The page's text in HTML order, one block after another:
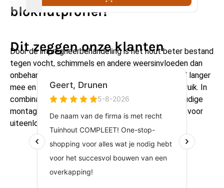
blokhutprofiel?
Door de impregneerbehandeling is het hout beter bestand
tegen vocht, schimmels en andere weersinvloeden dan
onbehandeld grenenhout. Hierdoor gaat het profiel langer
mee en is het uitstekend geschikt voor buitengebruik. In
combinatie met de gladde afwerking en de eenvoudige
montage is dit blokhutprofiel een duurzame keuze voor
uiteenlopende tuinprojecten.
Dit zeggen onze klanten